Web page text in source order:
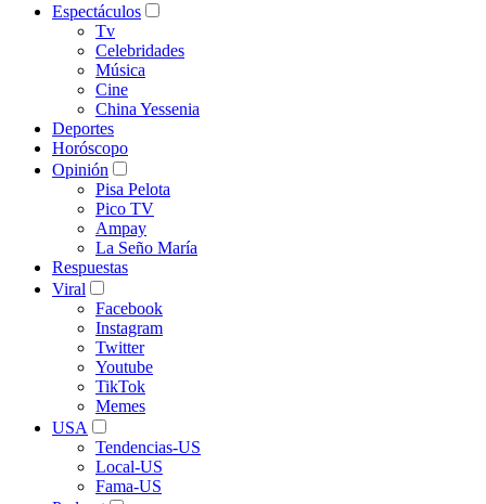
Espectáculos
Tv
Celebridades
Música
Cine
China Yessenia
Deportes
Horóscopo
Opinión
Pisa Pelota
Pico TV
Ampay
La Seño María
Respuestas
Viral
Facebook
Instagram
Twitter
Youtube
TikTok
Memes
USA
Tendencias-US
Local-US
Fama-US